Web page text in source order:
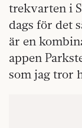
trekvarten i
dags för det
är en
appen
som jag tror